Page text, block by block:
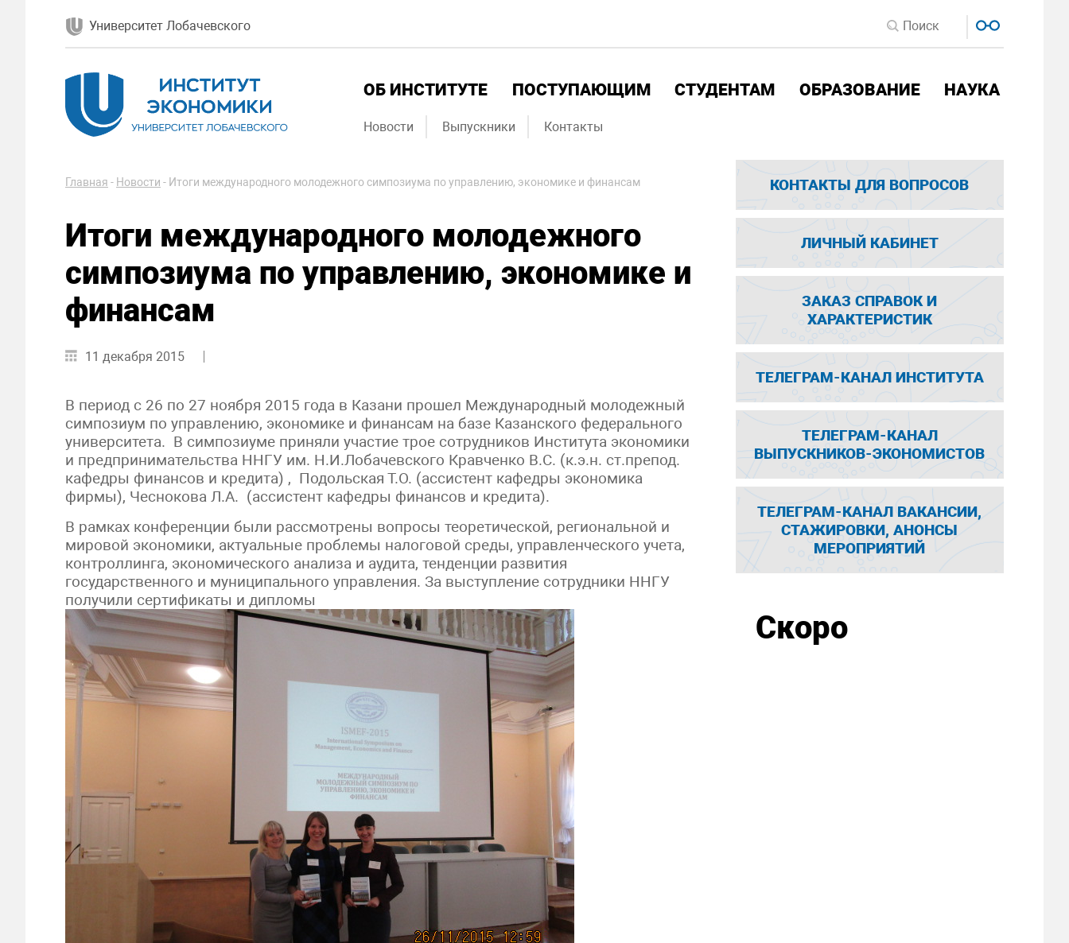
Университет Лобачевского
ОБ ИНСТИТУТЕ ПОСТУПАЮЩИМ СТУДЕНТАМ ОБРАЗОВАНИЕ НАУКА
Новости Выпускники Контакты
Главная - Новости - Итоги международного молодежного симпозиума по управлению, экономике и финансам
Итоги международного молодежного
симпозиума по управлению, экономике и
финансам
11 декабря 2015
В период с 26 по 27 ноября 2015 года в Казани прошел Международный молодежный
симпозиум по управлению, экономике и финансам на базе Казанского федерального
университета. В симпозиуме приняли участие трое сотрудников Института экономики
и предпринимательства ННГУ им. Н.И.Лобачевского Кравченко В.С. (к.э.н. ст.препод.
кафедры финансов и кредита) , Подольская Т.О. (ассистент кафедры экономика
фирмы), Чеснокова Л.А. (ассистент кафедры финансов и кредита).
В рамках конференции были рассмотрены вопросы теоретической, региональной и
мировой экономики, актуальные проблемы налоговой среды, управленческого учета,
контроллинга, экономического анализа и аудита, тенденции развития
государственного и муниципального управления. За выступление сотрудники ННГУ
получили сертификаты и дипломы
КОНТАКТЫ ДЛЯ ВОПРОСОВ
ЛИЧНЫЙ КАБИНЕТ
ЗАКАЗ СПРАВОК И
ХАРАКТЕРИСТИК
ТЕЛЕГРАМ-КАНАЛ ИНСТИТУТА
ТЕЛЕГРАМ-КАНАЛ
ВЫПУСКНИКОВ-ЭКОНОМИСТОВ
ТЕЛЕГРАМ-КАНАЛ ВАКАНСИИ,
СТАЖИРОВКИ, АНОНСЫ
МЕРОПРИЯТИЙ
Скоро